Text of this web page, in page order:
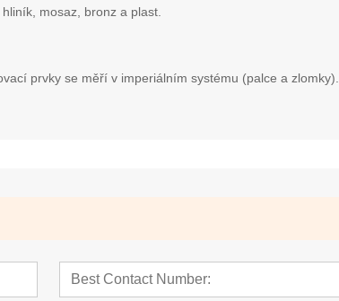
mosaz, bronz a plast.
prvky se měří v imperiálním systému (palce a zlomky).